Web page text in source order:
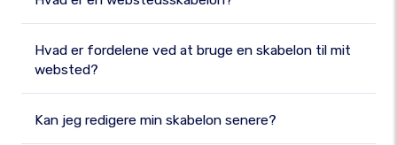
Hvad er fordelene ved at bruge en skabelon til mit
websted?
Kan jeg redigere min skabelon senere?